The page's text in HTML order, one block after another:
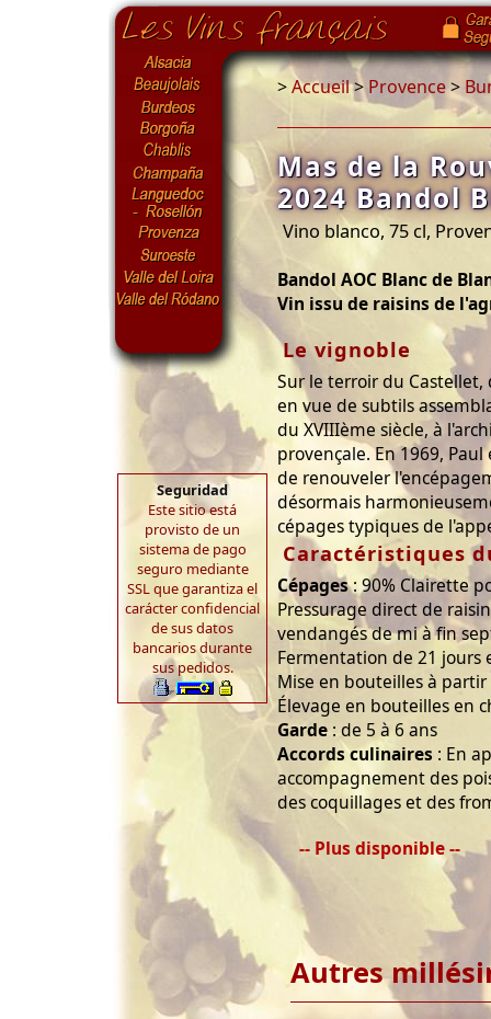
Seguridad
Este sitio está
provisto de un
sistema de pago
seguro mediante
SSL que garantiza el
carácter confidencial
de sus datos
bancarios durante
sus pedidos.
>Accueil>Provence>
Mas de la
2024 Bandol
Vino blanco, 75 cl,
Bandol AOC Blanc de
Vin issu de raisins de
Le vignoble
Sur le terroir du Castellet,
en vue de subtils
du XVIIIème siècle, à
provençale. En 1969,
de renouveler
désormais
cépages typiques de
Caractéristiques
Cépages: 90% Clairette
Pressurage direct de
vendangés de mi à fin
Fermentation de 21 jours
Mise en bouteilles à
Élevage en bouteilles en
Garde : de 5 à 6 ans
Accords culinaires : En
accompagnement des
des coquillages et des
-- Plus disponible --
Autres